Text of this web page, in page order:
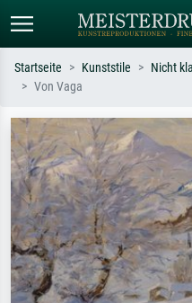
Suchen Sie nach Künstlern, Werktiteln
oder Stilen – z.B. Monet,
Sternennacht, Impressionismus, Welle
Hokusai, Akt.
Startseite Kunststile Nicht
Von Vaga